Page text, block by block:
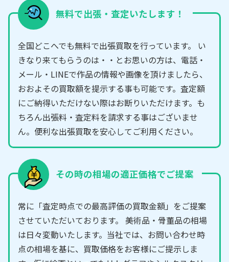
無料で出張・査定いたします！
全国どこへでも無料で出張買取を行っています。 い
きなり来てもらうのは・・とお思いの方は、電話・
メール・LINEで作品の情報や画像を頂けましたら、
おおよその買取額を提示する事も可能です。査定額
にご納得いただけない際はお断りいただけます。も
ちろん出張料・査定料を請求する事はございませ
ん。便利な出張買取を安心してご利用ください。
その時の相場の適正価格でご提案
常に「査定時点での最高評価の買取金額」をご提案
させていただいております。 美術品・骨董品の相場
は日々変動いたします。当社では、お問い合わせ時
点の相場を基に、買取価格をお客様にご提示しま